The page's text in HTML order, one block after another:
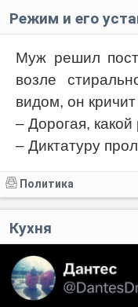
Режим и его
Муж решил
возле
видом, он
– Дорогая,
– Диктатуру
Политика
Кухня